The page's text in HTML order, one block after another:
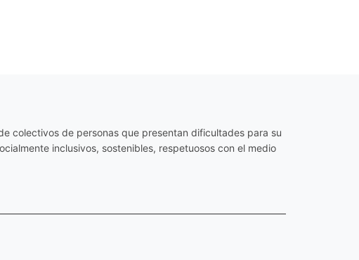
colectivos de personas que presentan dificultades para su
inclusivos, sostenibles, respetuosos con el medio